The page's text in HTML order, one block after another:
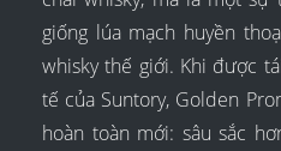
giống lúa mạch huyền
whisky thế giới. Khi được
tế của Suntory, Golden
hoàn toàn mới: sâu sắc